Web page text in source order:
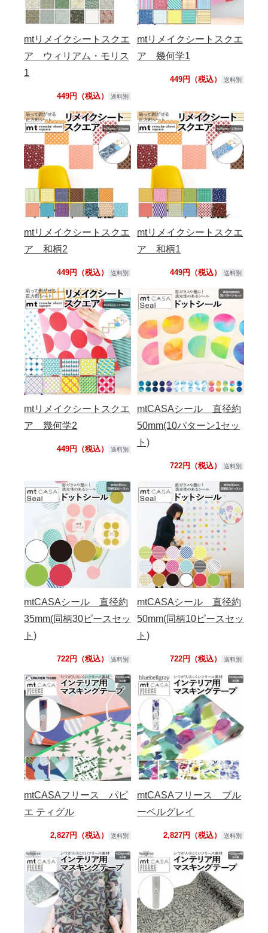
mtリメイクシートスクエ
ア ウィリアム・モリス
1
449円（税込） 送料別
mtリメイクシートスクエ
ア 幾何学1
449円（税込） 送料別
mtリメイクシートスクエ
ア 和柄2
449円（税込） 送料別
mtリメイクシートスクエ
ア 和柄1
449円（税込） 送料別
mtリメイクシートスクエ
ア 幾何学2
449円（税込） 送料別
mtCASAシール 直径約
50mm(10パターン1セッ
ト)
722円（税込） 送料別
mtCASAシール 直径約
35mm(同柄30ピースセッ
ト)
722円（税込） 送料別
mtCASAシール 直径約
50mm(同柄10ピースセッ
ト)
722円（税込） 送料別
mtCASAフリース パピ
エ ティグル
2,827円（税込） 送料別
mtCASAフリース ブル
ーベルグレイ
2,827円（税込） 送料別